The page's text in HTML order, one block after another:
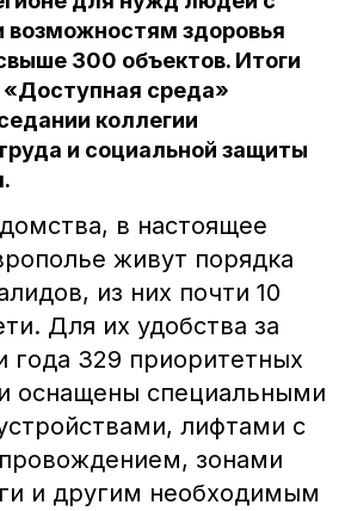
возможностям здоровья
300 объектов. Итоги
среда»
коллегии
и социальной защиты
в настоящее
живут порядка
из них почти 10
Для их удобства за
года 329 приоритетных
оснащены специальными
лифтами с
зонами
и другим необходимым